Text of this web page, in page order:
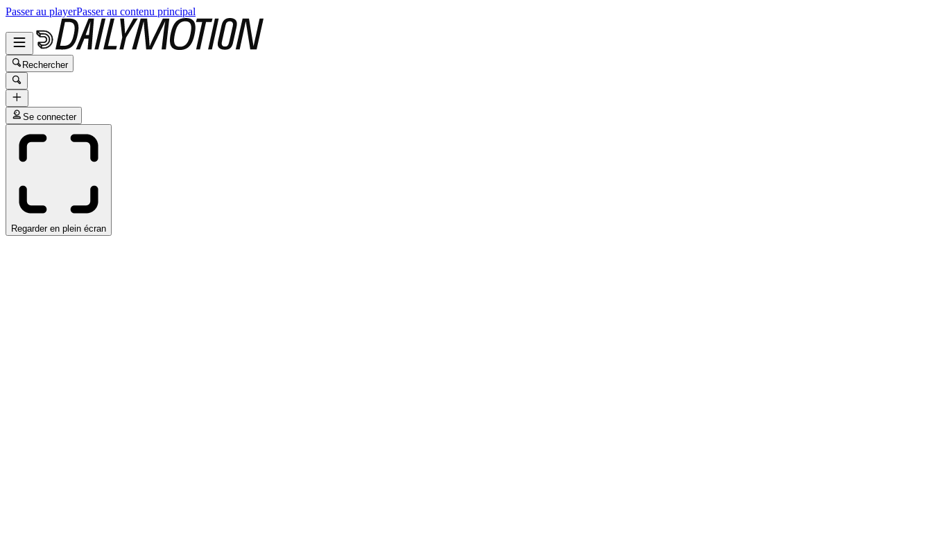
Passer au playerPasser au contenu principal
Rechercher
Se connecter
Regarder en plein écran